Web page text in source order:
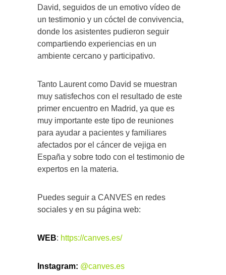
David, seguidos de un emotivo vídeo de
un testimonio y un cóctel de convivencia,
donde los asistentes pudieron seguir
compartiendo experiencias en un
ambiente cercano y participativo.
Tanto Laurent como David se muestran
muy satisfechos con el resultado de este
primer encuentro en Madrid, ya que es
muy importante este tipo de reuniones
para ayudar a pacientes y familiares
afectados por el cáncer de vejiga en
España y sobre todo con el testimonio de
expertos en la materia.
Puedes seguir a CANVES en redes
sociales y en su página web:
WEB: https://canves.es/
Instagram: @canves.es